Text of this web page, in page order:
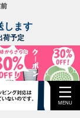
します
荷予定
MENU